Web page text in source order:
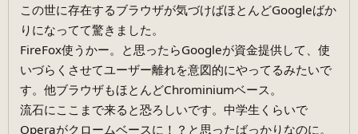
この世に存在するブラウザが気づけばほとんどGoogleばか
りになってて驚きました。
FireFox使うかー。と思ったらGoogleが資金提供して、使
いづらくさせてユーザー離れを意図的にやってるみたいで
す。他ブラウザもほとんどChrominiumベース。
流石にここまで来ると恐ろしいです。中学生くらいで
Operaがクロームベースに！？と思ったばっかりなのに。